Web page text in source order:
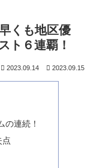
くも地区優
ト６連覇！
2023.09.14 2023.09.15
の連続！
点